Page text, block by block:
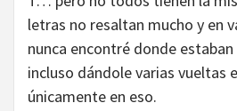
letras no resaltan mucho y en
nunca encontré donde
incluso dándole varias vueltas
únicamente en eso.